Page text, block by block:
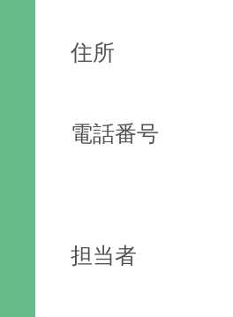
住所
電話番号
担当者